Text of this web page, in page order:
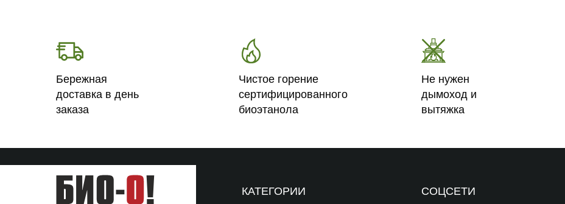
Бережная
доставка в день
заказа
Чистое горение
сертифицированного
биоэтанола
Не нужен
дымоход и
вытяжка
КАТЕГОРИИ СОЦСЕТИ